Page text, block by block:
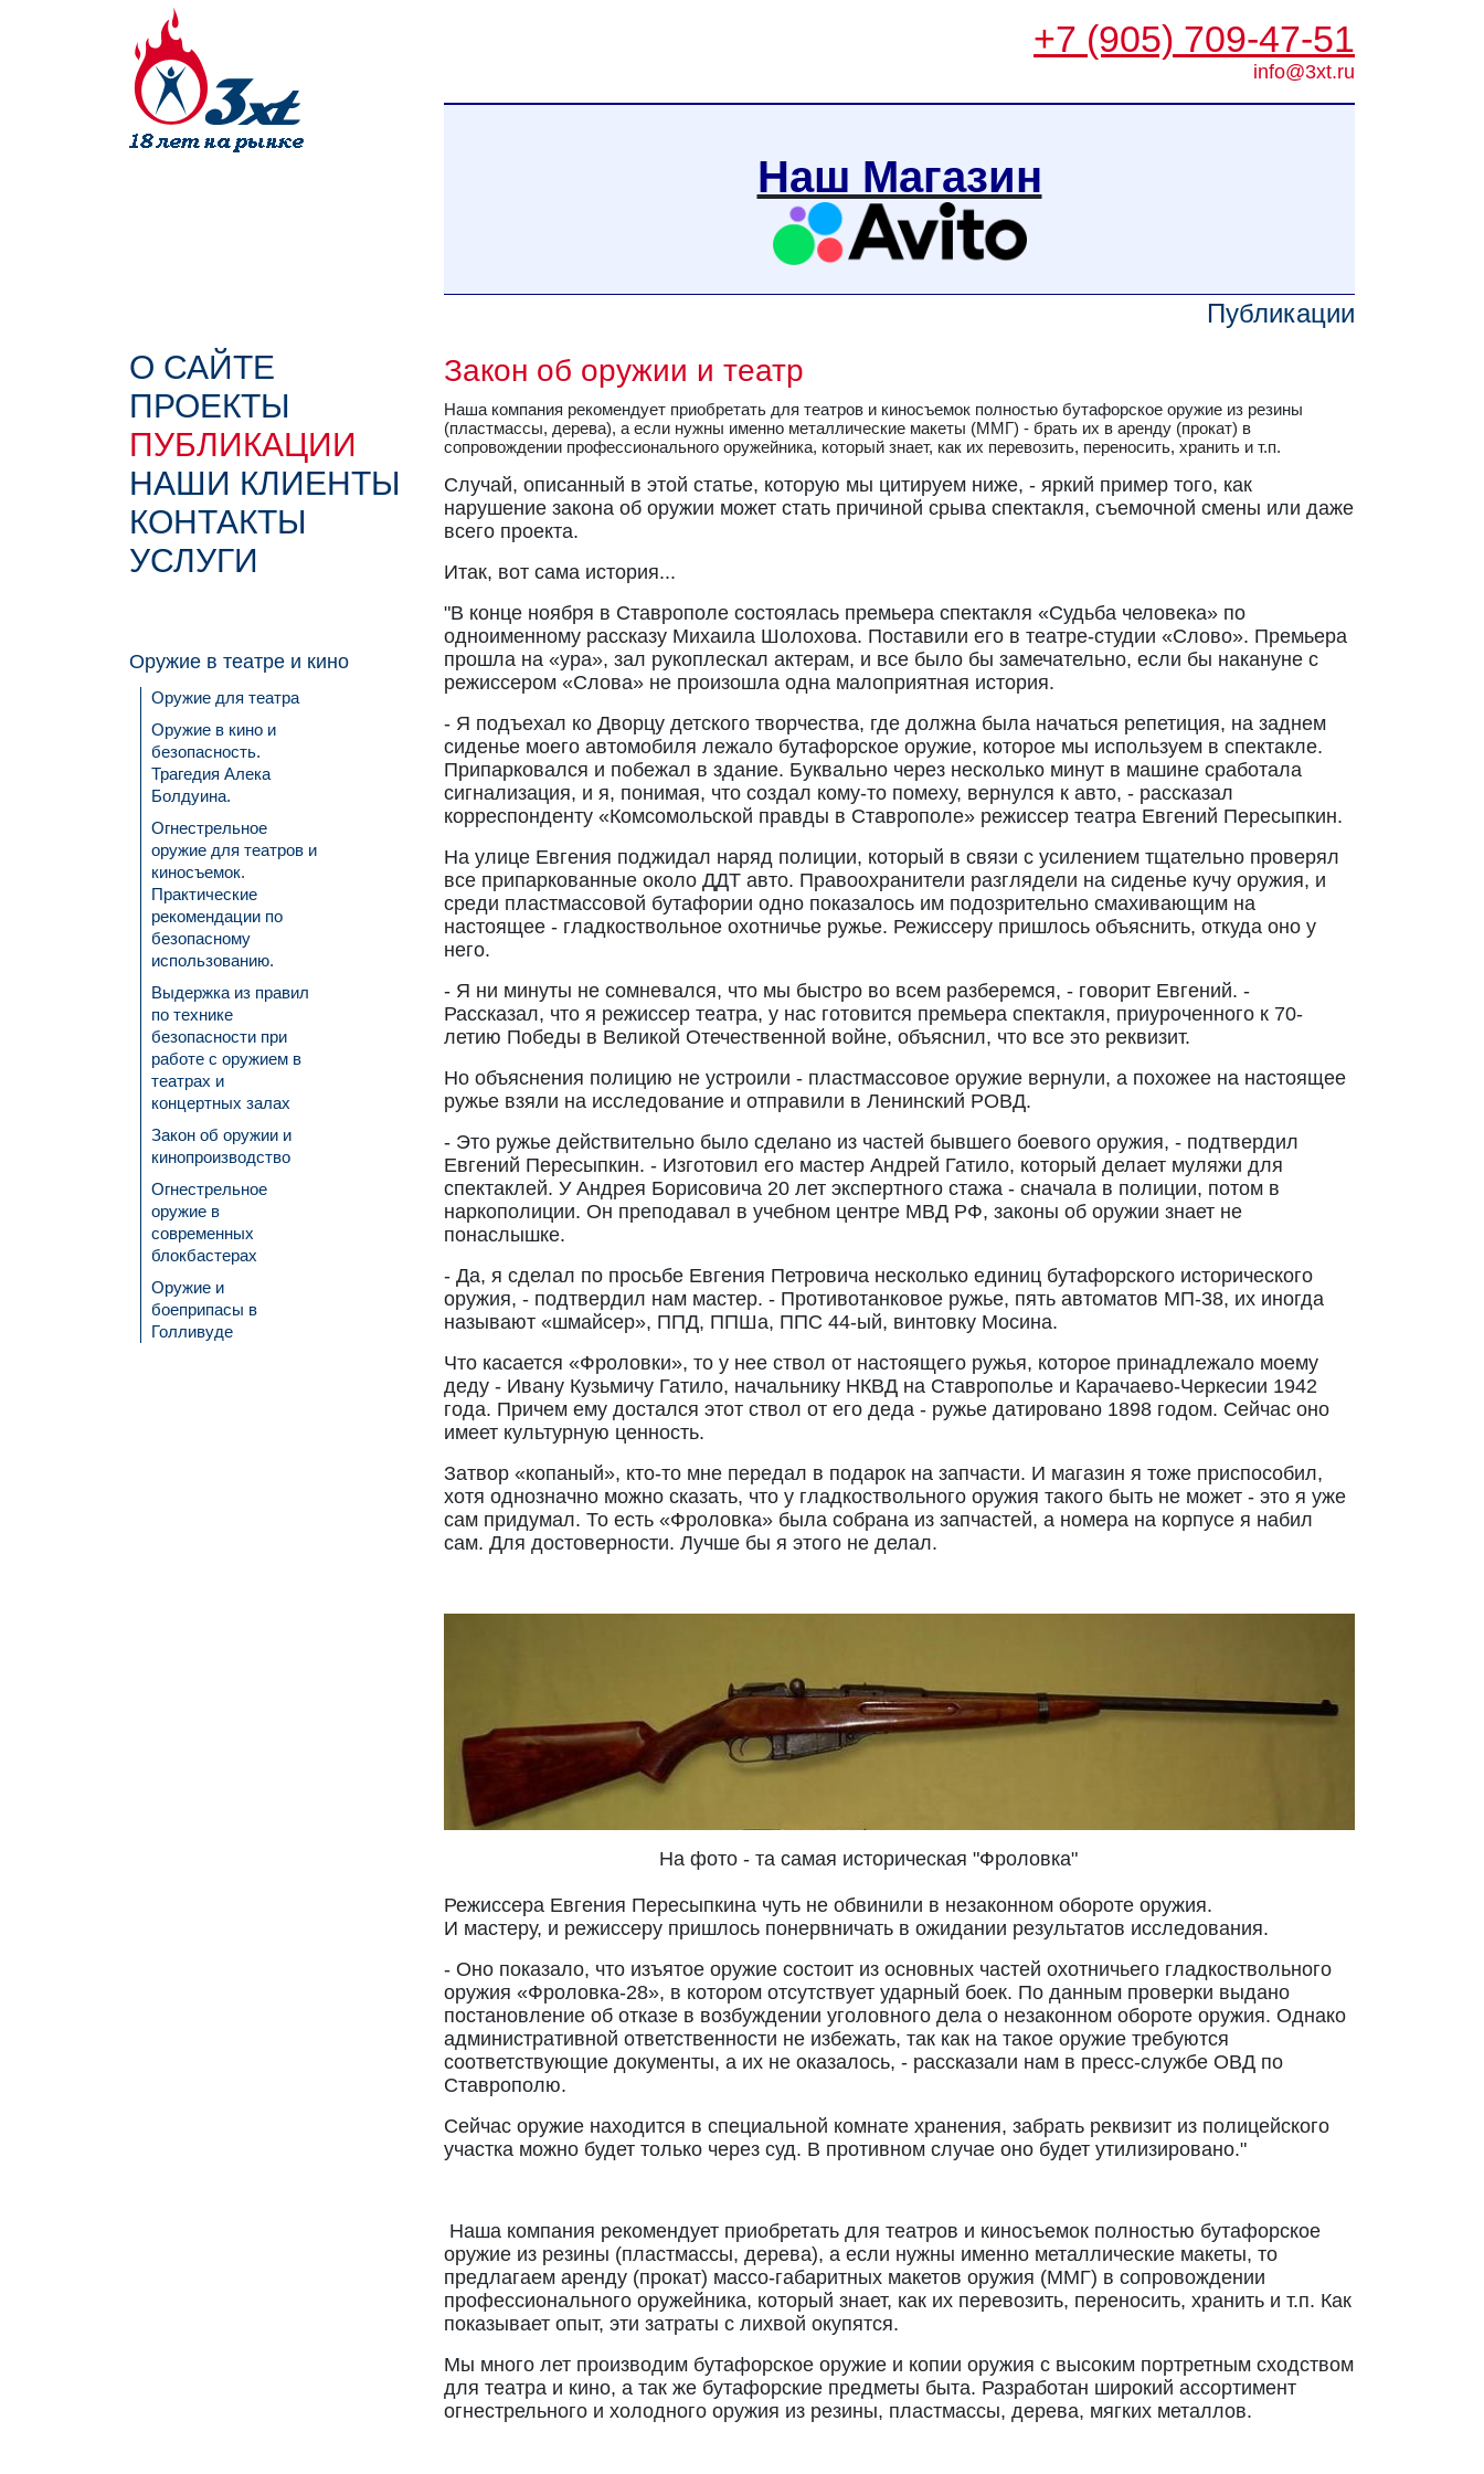
+7 (905) 709-47-51
info@3xt.ru
Наш Магазин
О САЙТЕ
ПРОЕКТЫ
ПУБЛИКАЦИИ
НАШИ КЛИЕНТЫ
КОНТАКТЫ
УСЛУГИ
Оружие в театре и кино
Оружие для театра
Оружие в кино и
безопасность.
Трагедия Алека
Болдуина.
Огнестрельное
оружие для театров и
киносъемок.
Практические
рекомендации по
безопасному
использованию.
Выдержка из правил
по технике
безопасности при
работе с оружием в
театрах и
концертных залах
Закон об оружии и
кинопроизводство
Огнестрельное
оружие в
современных
блокбастерах
Оружие и
боеприпасы в
Голливуде
Публикации
Закон об оружии и театр
Наша компания рекомендует приобретать для театров и киносъемок полностью бутафорское оружие из резины
(пластмассы, дерева), а если нужны именно металлические макеты (ММГ) - брать их в аренду (прокат) в
сопровождении профессионального оружейника, который знает, как их перевозить, переносить, хранить и т.п.
Случай, описанный в этой статье, которую мы цитируем ниже, - яркий пример того, как
нарушение закона об оружии может стать причиной срыва спектакля, съемочной смены или даже
всего проекта.
Итак, вот сама история...
"В конце ноября в Ставрополе состоялась премьера спектакля «Судьба человека» по
одноименному рассказу Михаила Шолохова. Поставили его в театре-студии «Слово». Премьера
прошла на «ура», зал рукоплескал актерам, и все было бы замечательно, если бы накануне с
режиссером «Слова» не произошла одна малоприятная история.
- Я подъехал ко Дворцу детского творчества, где должна была начаться репетиция, на заднем
сиденье моего автомобиля лежало бутафорское оружие, которое мы используем в спектакле.
Припарковался и побежал в здание. Буквально через несколько минут в машине сработала
сигнализация, и я, понимая, что создал кому-то помеху, вернулся к авто, - рассказал
корреспонденту «Комсомольской правды в Ставрополе» режиссер театра Евгений Пересыпкин.
На улице Евгения поджидал наряд полиции, который в связи с усилением тщательно проверял
все припаркованные около ДДТ авто. Правоохранители разглядели на сиденье кучу оружия, и
среди пластмассовой бутафории одно показалось им подозрительно смахивающим на
настоящее - гладкоствольное охотничье ружье. Режиссеру пришлось объяснить, откуда оно у
него.
- Я ни минуты не сомневался, что мы быстро во всем разберемся, - говорит Евгений. -
Рассказал, что я режиссер театра, у нас готовится премьера спектакля, приуроченного к 70-
летию Победы в Великой Отечественной войне, объяснил, что все это реквизит.
Но объяснения полицию не устроили - пластмассовое оружие вернули, а похожее на настоящее
ружье взяли на исследование и отправили в Ленинский РОВД.
- Это ружье действительно было сделано из частей бывшего боевого оружия, - подтвердил
Евгений Пересыпкин. - Изготовил его мастер Андрей Гатило, который делает муляжи для
спектаклей. У Андрея Борисовича 20 лет экспертного стажа - сначала в полиции, потом в
наркополиции. Он преподавал в учебном центре МВД РФ, законы об оружии знает не
понаслышке.
- Да, я сделал по просьбе Евгения Петровича несколько единиц бутафорского исторического
оружия, - подтвердил нам мастер. - Противотанковое ружье, пять автоматов МП-38, их иногда
называют «шмайсер», ППД, ППШа, ППС 44-ый, винтовку Мосина.
Что касается «Фроловки», то у нее ствол от настоящего ружья, которое принадлежало моему
деду - Ивану Кузьмичу Гатило, начальнику НКВД на Ставрополье и Карачаево-Черкесии 1942
года. Причем ему достался этот ствол от его деда - ружье датировано 1898 годом. Сейчас оно
имеет культурную ценность.
Затвор «копаный», кто-то мне передал в подарок на запчасти. И магазин я тоже приспособил,
хотя однозначно можно сказать, что у гладкоствольного оружия такого быть не может - это я уже
сам придумал. То есть «Фроловка» была собрана из запчастей, а номера на корпусе я набил
сам. Для достоверности. Лучше бы я этого не делал.
На фото - та самая историческая "Фроловка"
Режиссера Евгения Пересыпкина чуть не обвинили в незаконном обороте оружия.
И мастеру, и режиссеру пришлось понервничать в ожидании результатов исследования.
- Оно показало, что изъятое оружие состоит из основных частей охотничьего гладкоствольного
оружия «Фроловка-28», в котором отсутствует ударный боек. По данным проверки выдано
постановление об отказе в возбуждении уголовного дела о незаконном обороте оружия. Однако
административной ответственности не избежать, так как на такое оружие требуются
соответствующие документы, а их не оказалось, - рассказали нам в пресс-службе ОВД по
Ставрополю.
Сейчас оружие находится в специальной комнате хранения, забрать реквизит из полицейского
участка можно будет только через суд. В противном случае оно будет утилизировано."
Наша компания рекомендует приобретать для театров и киносъемок полностью бутафорское
оружие из резины (пластмассы, дерева), а если нужны именно металлические макеты, то
предлагаем аренду (прокат) массо-габаритных макетов оружия (ММГ) в сопровождении
профессионального оружейника, который знает, как их перевозить, переносить, хранить и т.п. Как
показывает опыт, эти затраты с лихвой окупятся.
Мы много лет производим бутафорское оружие и копии оружия с высоким портретным сходством
для театра и кино, а так же бутафорские предметы быта. Разработан широкий ассортимент
огнестрельного и холодного оружия из резины, пластмассы, дерева, мягких металлов.